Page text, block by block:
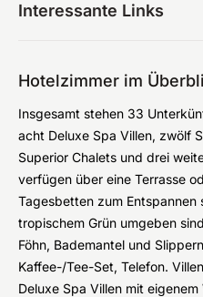
Interessante Links
Hotelzimmer im
Insgesamt stehen 33
acht Deluxe Spa Villen, zwölf
Superior Chalets und drei
verfügen über eine Terrasse
Tagesbetten zum Entspannen
tropischem Grün umgeben
Föhn, Bademantel und
Kaffee-/Tee-Set, Telefon.
Deluxe Spa Villen mit eigenem